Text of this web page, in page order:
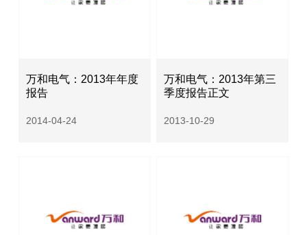
万和电气：2013年年度
报告
2014-04-24
万和电气：2013年第三
季度报告正文
2013-10-29